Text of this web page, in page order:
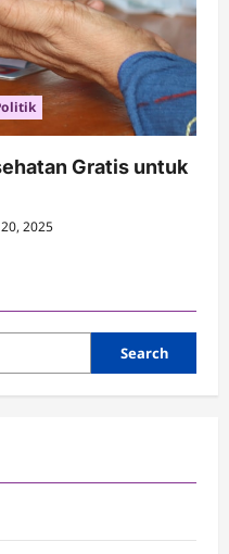
Gratis untuk
2025
Search